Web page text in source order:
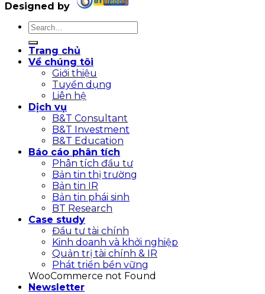
Designed by
Trang chủ
Về chúng tôi
Giới thiệu
Tuyển dụng
Liên hệ
Dịch vụ
B&T Consultant
B&T Investment
B&T Education
Báo cáo phân tích
Phân tích đầu tư
Bản tin thị trường
Bản tin IR
Bản tin phái sinh
BT Research
Case study
Đầu tư tài chính
Kinh doanh và khởi nghiệp
Quản trị tài chính & IR
Phát triển bền vững
WooCommerce not Found
Newsletter